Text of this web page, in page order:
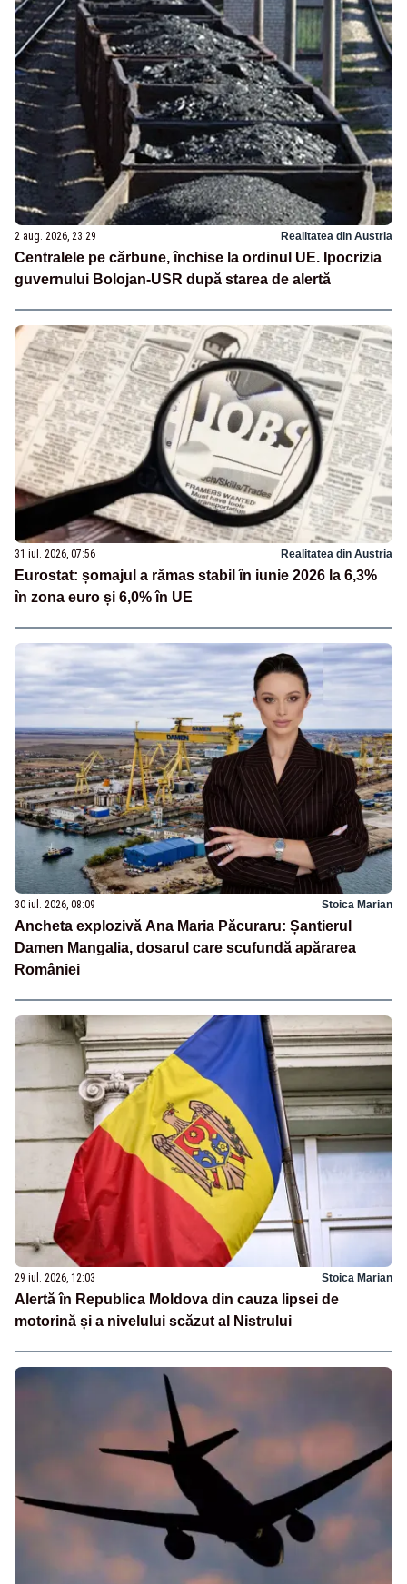
2 aug. 2026, 23:29 Realitatea din Austria
Centralele pe cărbune, închise la ordinul UE. Ipocrizia
guvernului Bolojan-USR după starea de alertă
31 iul. 2026, 07:56 Realitatea din Austria
Eurostat: șomajul a rămas stabil în iunie 2026 la 6,3%
în zona euro și 6,0% în UE
30 iul. 2026, 08:09 Stoica Marian
Ancheta explozivă Ana Maria Păcuraru: Șantierul
Damen Mangalia, dosarul care scufundă apărarea
României
29 iul. 2026, 12:03 Stoica Marian
Alertă în Republica Moldova din cauza lipsei de
motorină și a nivelului scăzut al Nistrului